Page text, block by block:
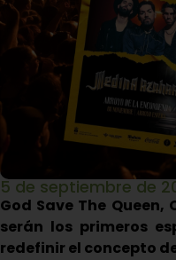
5 de septiembre de
God Save The
serán los primeros
redefinir el concepto